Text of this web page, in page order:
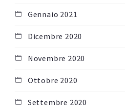
Gennaio 2021
Dicembre 2020
Novembre 2020
Ottobre 2020
Settembre 2020